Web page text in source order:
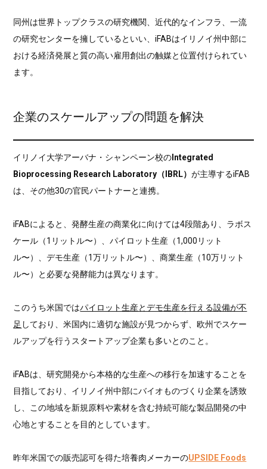
同州は世界トップクラスの研究機関、近代的なインフラ、一流
の研究センターを擁しているといい、iFABはイリノイ州中部に
おける経済発展と質の高い雇用創出の触媒と位置付けられてい
ます。
企業のスケールアップの問題を解決
イリノイ大学アーバナ・シャンペーン校の Integrated
Bioprocessing Research Laboratory（IBRL）が主導するiFAB
は、その他30の官民パートナーと連携。
iFABによると、発酵生産の商業化に向けては4段階あり、ラボス
ケール（1リットル〜）、パイロット生産（1,000リット
ル〜）、デモ生産（1万リットル〜）、商業生産（10万リット
ル〜）と必要な発酵能力は異なります。
このうち米国ではパイロット生産とデモ生産を行える設備が不
足 しており、米国内に適切な施設が見つからず、欧州でスケー
ルアップを行うスタートアップ企業も多いとのこと。
iFABは、研究開発から本格的な生産への移行を加速することを
目指しており、イリノイ州中部にバイオものづくり企業を誘致
し、この地域を新規原料や素材を含む持続可能な製品開発の中
心地とすることを目的としています。
昨年米国での販売認可を得た培養肉メーカーのUPSIDE Foods